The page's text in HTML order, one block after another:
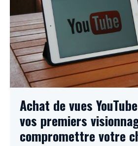
Achat de vues
vos premiers
compromettre votre